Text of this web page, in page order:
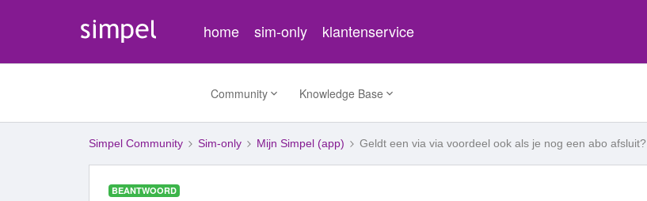
home sim-only klantenservice
Community Knowledge Base
Simpel Community Sim-only Mijn Simpel (app) Geldt een via via voordeel ook als je nog een abo afsluit?
BEANTWOORD